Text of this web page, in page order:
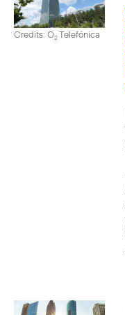
Credits: O2Telefónica